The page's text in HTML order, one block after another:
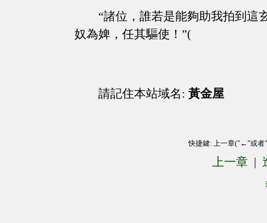
“諸位，誰若是能夠助我拍到這
奴為婢，任其驅使！”(
請記住本站域名: 黃金屋
快捷鍵: 上一章("←"或
上一章 |